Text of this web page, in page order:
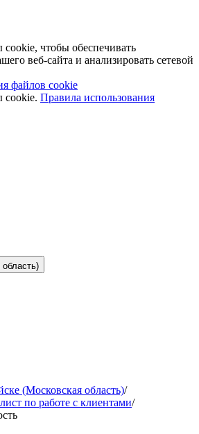
чтобы обеспечивать
веб-сайта и анализировать сетевой
файлов cookie
cookie. Правила использования
(Московская область)/
по работе с клиентами/